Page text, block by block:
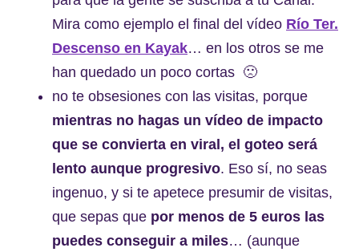
Mira como ejemplo el final del vídeo Río Ter.
Descenso en Kayak… en los otros se me
han quedado un poco cortas 🙁
no te obsesiones con las visitas, porque
mientras no hagas un vídeo de impacto
que se convierta en viral, el goteo será
lento aunque progresivo. Eso sí, no seas
ingenuo, y si te apetece presumir de visitas,
que sepas que por menos de 5 euros las
puedes conseguir a miles… (aunque